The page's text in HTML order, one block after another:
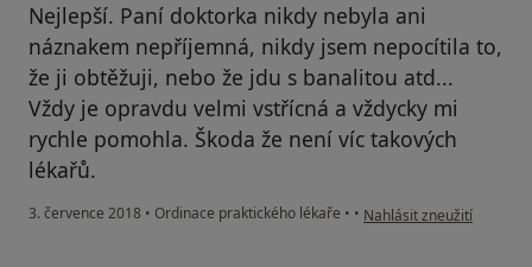
Nejlepší. Paní doktorka nikdy nebyla ani
náznakem nepříjemná, nikdy jsem nepocítila to,
že ji obtěžuji, nebo že jdu s banalitou atd...
Vždy je opravdu velmi vstřícná a vždycky mi
rychle pomohla. Škoda že není víc takových
lékařů.
3. července 2018 • Ordinace praktického lékaře • • podle názoru uživatele
Nahlásit zneužití